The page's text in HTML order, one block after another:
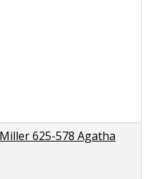
625-578 Agatha